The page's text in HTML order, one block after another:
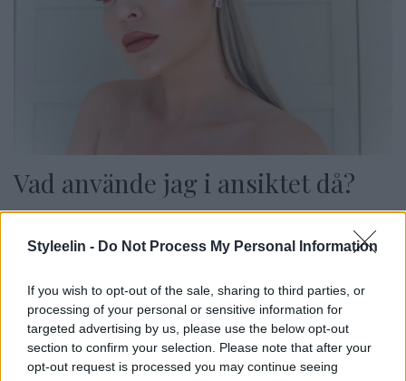
Styleelin - Do Not Process My Personal Information
If you wish to opt-out of the sale, sharing to third parties, or
processing of your personal or sensitive information for
targeted advertising by us, please use the below opt-out
section to confirm your selection. Please note that after your
opt-out request is processed you may continue seeing
Vad använde jag i ansiktet då?
Eftersom jag alltid får frågor vad jag använder i
resten av ansiktet så kör jag en full lista. Har jag
1 :Bas (här)
2 :Primer (här)
3 :Foundation *sand (här)